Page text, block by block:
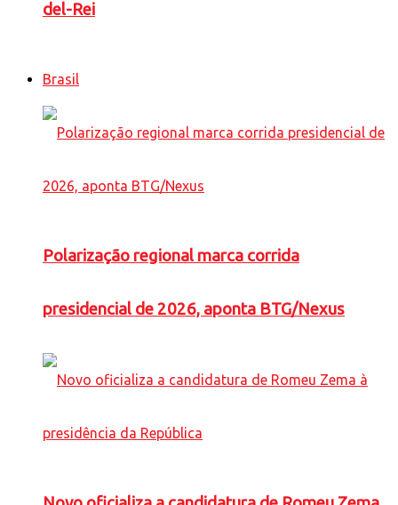
del-Rei
Brasil
Polarização regional marca corrida
presidencial de 2026, aponta BTG/Nexus